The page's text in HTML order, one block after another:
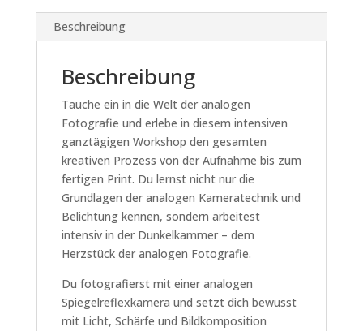
analogen
Dunkelkammer
Menge
Beschreibung
Beschreibung
Tauche ein in die Welt der analogen
Fotografie und erlebe in diesem intensiven
ganztägigen Workshop den gesamten
kreativen Prozess von der Aufnahme bis zum
fertigen Print. Du lernst nicht nur die
Grundlagen der analogen Kameratechnik und
Belichtung kennen, sondern arbeitest
intensiv in der Dunkelkammer – dem
Herzstück der analogen Fotografie.
Du fotografierst mit einer analogen
Spiegelreflexkamera und setzt dich bewusst
mit Licht, Schärfe und Bildkomposition